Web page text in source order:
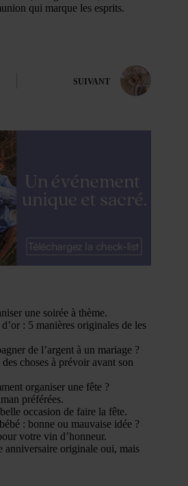
qui marque les esprits.
SUIVANT
une soirée à thème.
: 5 manières originales de les
de l’argent à un mariage ?
choses à prévoir avant son
organiser une fête ?
préférées.
occasion de faire la fête.
: bonne ou mauvaise idée ?
votre vin d’honneur.
anniversaire originale oui, mais